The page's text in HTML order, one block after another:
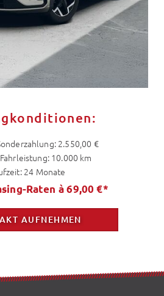
2.550,00 €
10.000 km
24 Monate
Raten à 69,00 €*
AUFNEHMEN